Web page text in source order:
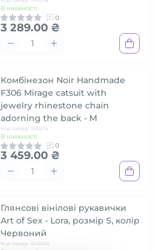
В наявності
0
3 289.00 ₴
Комбінезон Noir Handmade
F306 Mirage catsuit with
jewelry rhinestone chain
adorning the back - M
Код товару: SX0274
В наявності
0
3 459.00 ₴
Глянсові вінілові рукавички
Art of Sex - Lora, розмір S, колір
Червоний
Код товару: SO6602